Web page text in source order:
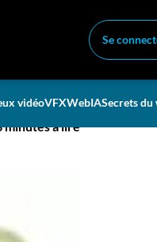
Se
vidéoVFXWebIASecrets du
minutes à lire